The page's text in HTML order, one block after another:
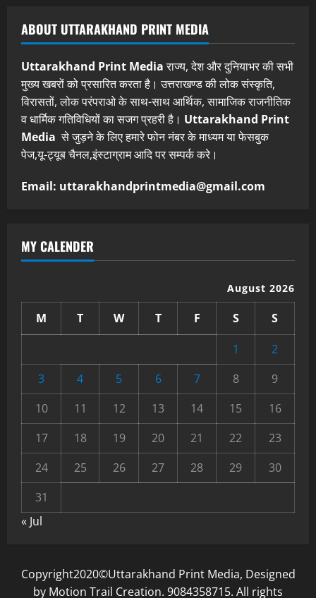
ABOUT UTTARAKHAND PRINT MEDIA
Uttarakhand Print Mediaराज्य, देश और दुनियाभर की सभी
मुख्य खबरों को प्रसारित करता है। उत्तराखण्ड की लोक संस्कृति,
विरासतों, लोक परंपराओ के साथ-साथ आर्थिक, सामाजिक राजनीतिक
व धार्मिक गतिविधियों का सजग प्रहरी है। Uttarakhand Print
Media से जुड़ने के लिए हमारे फोन नंबर के माध्यम या फेसबुक
पेज,यू-ट्यूब चैनल,इंस्टाग्राम आदि पर सम्पर्क करे।
Email: uttarakhandprintmedia@gmail.com
MY CALENDER
August 2026
M T W T F S
S
1
2
3
4 5 6 7 8
9
10
11 12 13 14 15
16
17
18 19 20 21 22
23
24
25 26 27 28 29
30
31
« Jul
Copyright2020©Uttarakhand Print Media, Designed
by Motion Trail Creation. 9084358715. All rights